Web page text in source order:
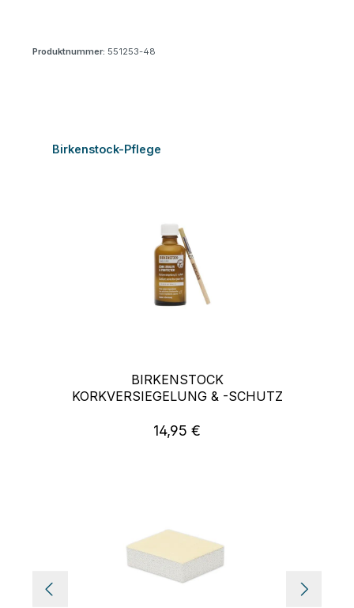
Produktnummer: 551253-48
Produktgalerie überspringen
Birkenstock-Pflege
BIRKENSTOCK
KORKVERSIEGELUNG & -SCHUTZ
Regulärer Preis:
14,95 €